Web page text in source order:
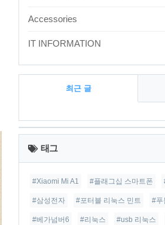
Accessories
IT INFORMATION
최근 글
최
근
글 태그
#Xiaomi Mi A1 #플래그십 스마트폰
#삼성전자 #포터블 리눅스 민트 #푸
#베가넘버6 #리눅스 #usb 리눅스